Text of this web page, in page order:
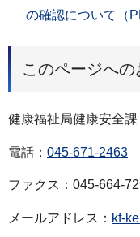
の確認について（
このページへの
健康福祉局健康安全課
電話： 045-671-2463
ファクス：045-664-
メールアドレス： kf-